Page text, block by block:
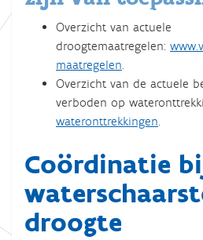
Overzicht van actuele
droogtemaatregelen:
maatregelen.
Overzicht van de actuele
verboden op
wateronttrekkingen.
Coördinatie
droogte